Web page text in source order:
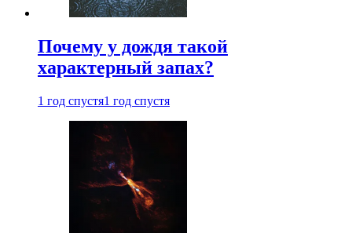
Почему у дождя такой
характерный запах?
1 год спустя1 год спустя